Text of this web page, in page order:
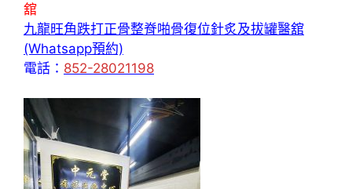
舘
九龍旺角跌打正骨整脊啪骨復位針炙及拔罐醫舘
(Whatsapp預約)
電話： 852-28021198